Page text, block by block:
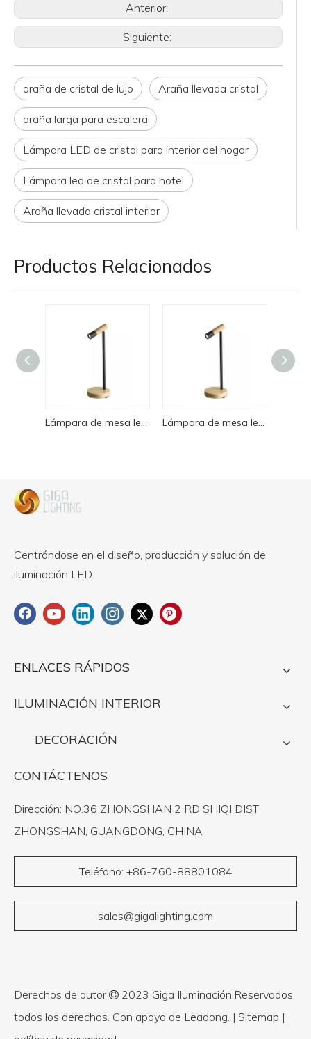
Anterior:
Siguiente:
araña de cristal de lujo Araña llevada cristal
araña larga para escalera
Lámpara LED de cristal para interior del hogar
Lámpara led de cristal para hotel
Araña llevada cristal interior
Productos Relacionados
Lámpara de mesa led de madera con brazo de hierro simple nórdico clásico E27 para oficina en casa producto en oferta Lámpara de mesa led de madera con brazo de hierro simple nórdico clásico E27 para oficina en casa producto en oferta
Centrándose en el diseño, producción y solución de
iluminación LED.
ENLACES RÁPIDOS
ILUMINACIÓN INTERIOR
DECORACIÓN
CONTÁCTENOS
Dirección: NO.36 ZHONGSHAN 2 RD SHIQI DIST
ZHONGSHAN, GUANGDONG, CHINA
Teléfono: +86-760-88801084
sales@gigalighting.com
Derechos de autor  2023 Giga Iluminación.Reservados
todos los derechos. Con apoyo de Leadong. | Sitemap |